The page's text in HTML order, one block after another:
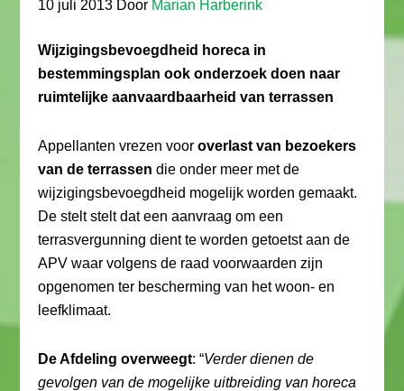
10 juli 2013 Door Marian Harberink
Wijzigingsbevoegdheid horeca in
bestemmingsplan ook onderzoek doen naar
ruimtelijke aanvaardbaarheid van terrassen
Appellanten vrezen vooroverlast van bezoekers
van de terrassen die onder meer met de
wijzigingsbevoegdheid mogelijk worden gemaakt.
De stelt stelt dat een aanvraag om een
terrasvergunning dient te worden getoetst aan de
APV waar volgens de raad voorwaarden zijn
opgenomen ter bescherming van het woon- en
leefklimaat.
De Afdeling overweegt: “Verder dienen de
gevolgen van de mogelijke uitbreiding van horeca